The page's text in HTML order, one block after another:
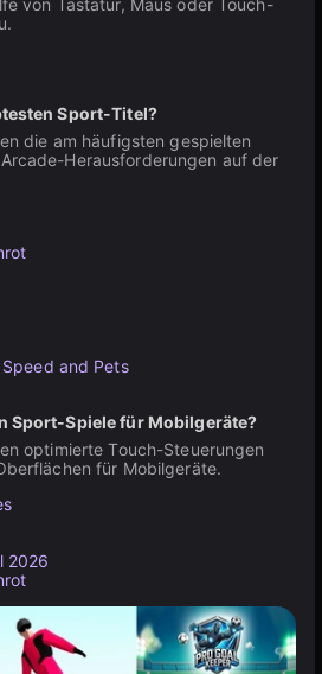
von Tastatur, Maus oder Touch-
Sport-Titel?
die am häufigsten gespielten
Herausforderungen auf der
and Pets
Sport-Spiele für Mobilgeräte?
optimierte Touch-Steuerungen
für Mobilgeräte.
2026